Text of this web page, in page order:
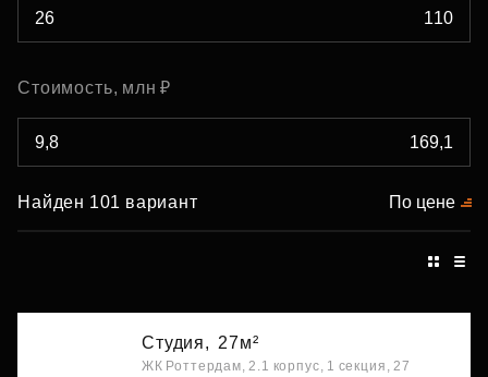
Стоимость, млн ₽
Найден 101 вариант По цене
Студия, 27м²
ЖК Роттердам, 2.1 корпус, 1 секция, 27